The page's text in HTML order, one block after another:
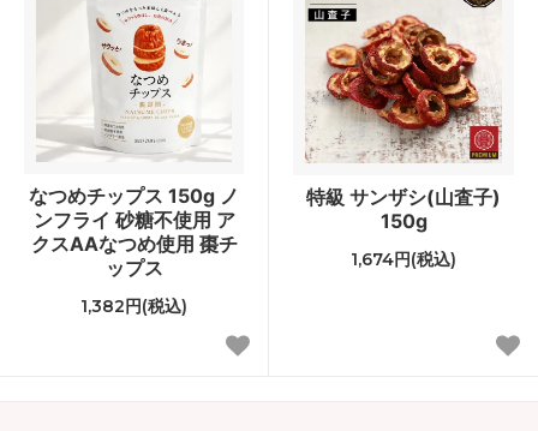
なつめチップス 150g ノ
ンフライ 砂糖不使用 ア
クスAAなつめ使用 棗チ
ップス
1,382円(税込)
特級 サンザシ(山査子)
150g
1,674円(税込)